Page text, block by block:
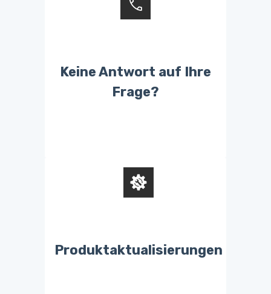
Keine Antwort auf Ihre
Frage?
Produktaktualisierungen